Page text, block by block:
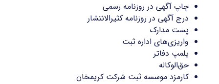
چاپ آگهی در روزنامه رسمی
درج آگهی در روزنامه کثیرالانتشار
پست مدارک
واریزی‌های اداره ثبت
پلمپ دفاتر
حق‌الوکاله
کارمزد موسسه ثبت شرکت کریمخان